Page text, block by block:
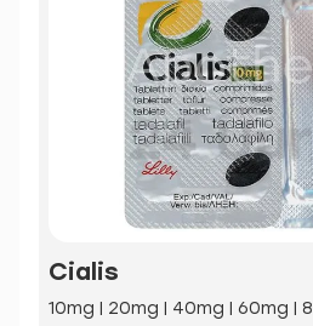
Cialis
10mg | 20mg | 40mg | 60mg |